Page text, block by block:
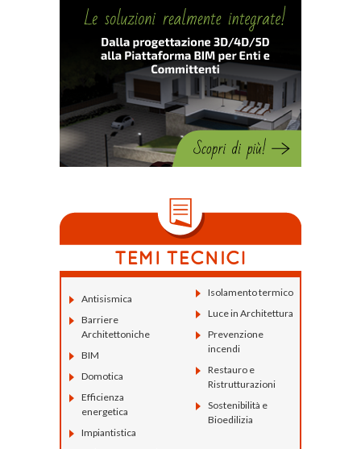
Antisismica
Barriere
Architettoniche
BIM
Domotica
Efficienza
energetica
Impiantistica
Isolamento termico
Luce in Architettura
Prevenzione
incendi
Restauro e
Ristrutturazioni
Sostenibilità e
Bioedilizia